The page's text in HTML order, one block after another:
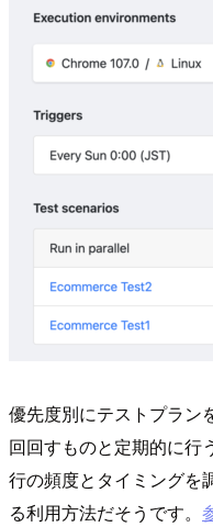
優先度別にテストプラン
回回すものと定期的に行
行の頻度とタイミングを
る利用方法だそうです。